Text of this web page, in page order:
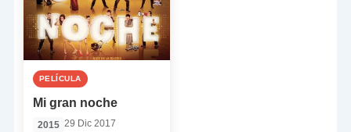
PELÍCULA
Mi gran noche
2015 29 Dic 2017